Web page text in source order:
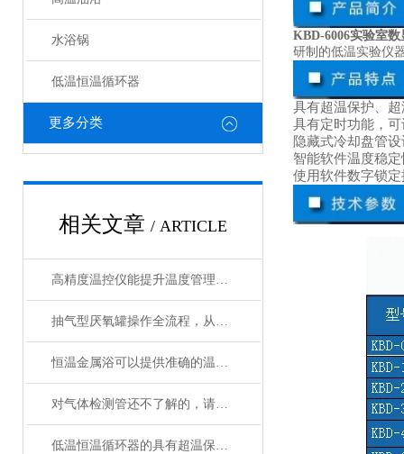
水浴锅
低温恒温循环器
更多分类
相关文章 / ARTICLE
高精度温控仪能提升温度管理的精准性和效率
抽气型厌氧罐操作全流程，从设备准备到微生物培养的标准化指南
恒温金属浴可以提供准确的温度控制和恒温条件
对气体检测管还不了解的，请看这里！
低温恒温循环器的具有超温保护，传感器异常保护功能
KBD-6006实验室
研制的低温实验仪
具有超温保护、
具有定时功能，
隐藏式冷却盘管
智能软件温度稳
使用软件数字锁